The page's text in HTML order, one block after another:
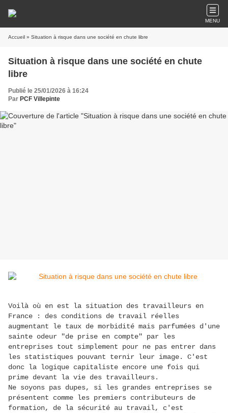
MENU
Accueil » Situation à risque dans une société en chute libre
Situation à risque dans une société en chute
libre
Publié le 25/01/2026 à 16:24
Par PCF Villepinte
Voilà où en est la situation des travailleurs en
France : des conditions de travail réelles
augmentant le taux de morbidité mais parfumées d'une
sainte odeur "de prise en compte" par les
entreprises tout simplement pour ne pas entrer dans
les statistiques pouvant ternir leur image. C'est
donc la logique capitaliste encore une fois qui
prime devant la vie des travailleurs.
Ne soyons pas dupes, si les grandes entreprises se
présentent comme les premiers contributeurs de
formation, de la sécurité au travail, c'est